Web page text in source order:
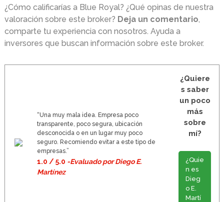
¿Cómo calificarías a Blue Royal? ¿Qué opinas de nuestra
valoración sobre este broker? Deja un comentario,
comparte tu experiencia con nosotros. Ayuda a
inversores que buscan información sobre este broker.
“Una muy mala idea. Empresa poco
transparente, poco segura, ubicación
desconocida o en un lugar muy poco
seguro. Recomiendo evitar a este tipo de
empresas.”
1.0 / 5.0 -Evaluado por Diego E.
Martínez
¿Quiere
s saber
un poco
más
sobre
mí?
¿Quie
n es
Dieg
o E.
Martí